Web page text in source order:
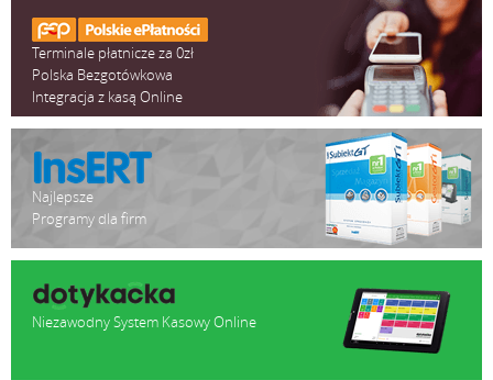
Terminale płatnicze za 0zł
Polska Bezgotówkowa
Integracja z kasą Online
Najlepsze
Programy dla firm
Niezawodny System Kasowy Online